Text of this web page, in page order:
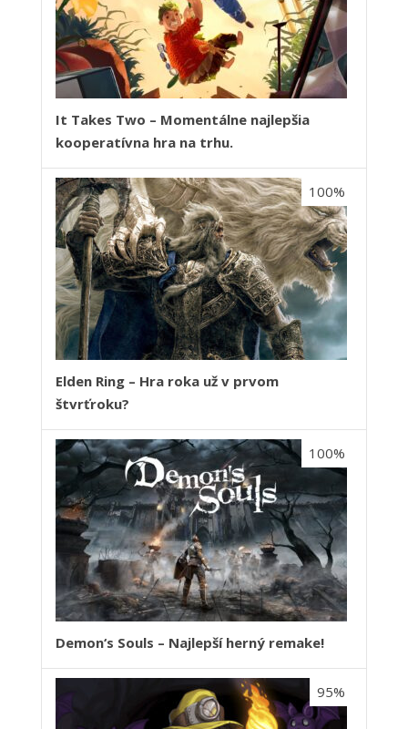
It Takes Two – Momentálne najlepšia
kooperatívna hra na trhu.
Elden Ring – Hra roka už v prvom
štvrťroku?
100%
Demon‘s Souls – Najlepší herný remake!
100%
95%